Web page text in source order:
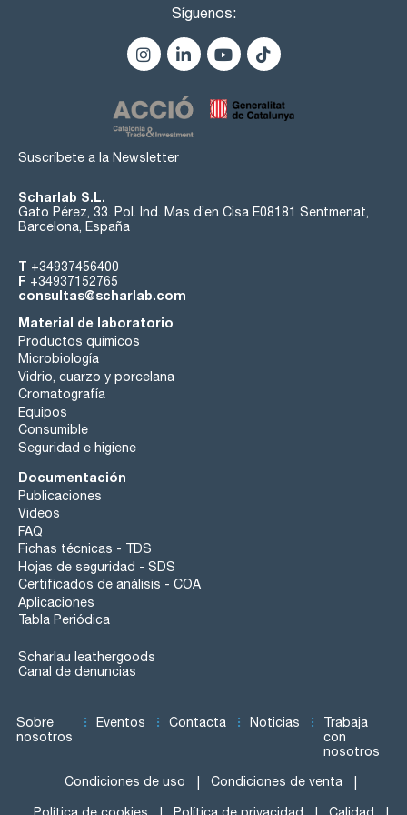
Síguenos:
Suscríbete a la Newsletter
Scharlab S.L.
Gato Pérez, 33. Pol. Ind. Mas d’en Cisa E08181 Sentmenat,
Barcelona, España
T +34937456400
F +34937152765
consultas@scharlab.com
Material de laboratorio
Productos químicos
Microbiología
Vidrio, cuarzo y porcelana
Cromatografía
Equipos
Consumible
Seguridad e higiene
Documentación
Publicaciones
Videos
FAQ
Fichas técnicas - TDS
Hojas de seguridad - SDS
Certificados de análisis - COA
Aplicaciones
Tabla Periódica
Scharlau leathergoods
Canal de denuncias
Sobre
nosotros
Eventos Contacta Noticias
Trabaja
con
nosotros
Condiciones de uso Condiciones de venta
Política de cookies Política de privacidad Calidad